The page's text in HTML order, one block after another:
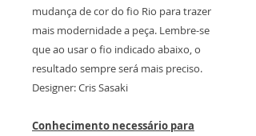
mudança de cor do fio Rio para trazer
mais modernidade a peça. Lembre-se
que ao usar o fio indicado abaixo, o
resultado sempre será mais preciso.
Designer: Cris Sasaki
Conhecimento necessário para